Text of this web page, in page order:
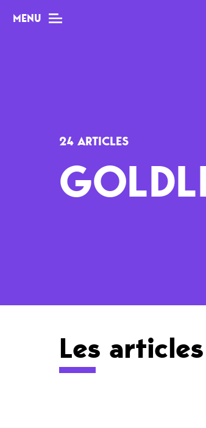
MENU
Tops
Interviews
Chroniques
24 ARTICLES
Les